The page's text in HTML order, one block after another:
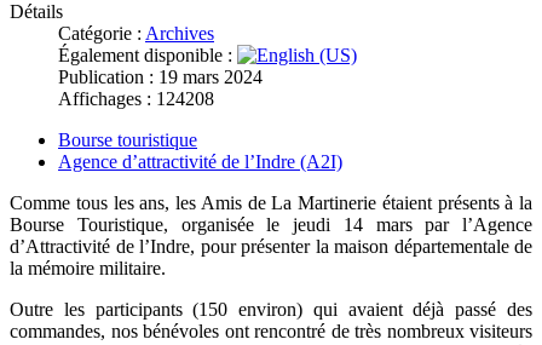
Détails
Catégorie : Archives
Également disponible :
Publication : 19 mars 2024
Affichages : 124208
Bourse touristique
Agence d’attractivité de l’Indre (A2I)
Comme tous les ans, les Amis de La Martinerie étaient présents à la
Bourse Touristique, organisée le jeudi 14 mars par l’Agence
d’Attractivité de l’Indre, pour présenter la maison départementale de
la mémoire militaire.
Outre les participants (150 environ) qui avaient déjà passé des
commandes, nos bénévoles ont rencontré de très nombreux visiteurs